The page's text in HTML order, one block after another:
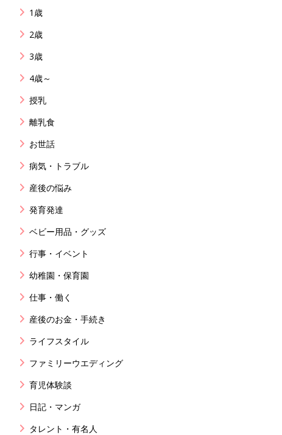
1歳
2歳
3歳
4歳～
授乳
離乳食
お世話
病気・トラブル
産後の悩み
発育発達
ベビー用品・グッズ
行事・イベント
幼稚園・保育園
仕事・働く
産後のお金・手続き
ライフスタイル
ファミリーウエディング
育児体験談
日記・マンガ
タレント・有名人